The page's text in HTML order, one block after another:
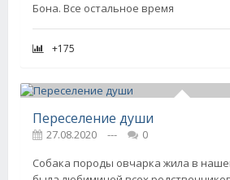
Бона. Все остальное время
+175
Переселение души
27.08.2020 ---
0
Собака породы овчарка жила в